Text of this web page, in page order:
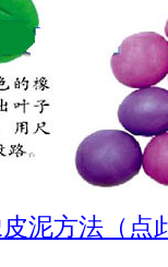
泥方法（点